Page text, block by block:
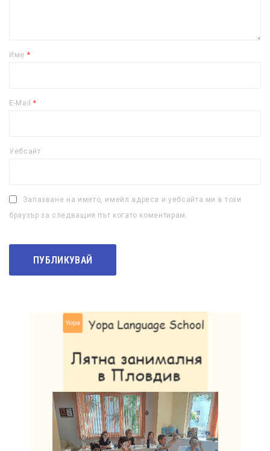
Име *
E-Mail*
Уебсайт
Запазване на името, имейл адреса и уебсайта ми в този
браузър за следващия път когато коментирам.